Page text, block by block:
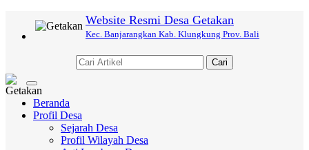
Website Resmi Desa Getakan
Kec. Banjarangkan Kab. Klungkung Prov. Bali
Cari
Toggle
navigation
Beranda
Profil Desa
Sejarah Desa
Profil Wilayah Desa